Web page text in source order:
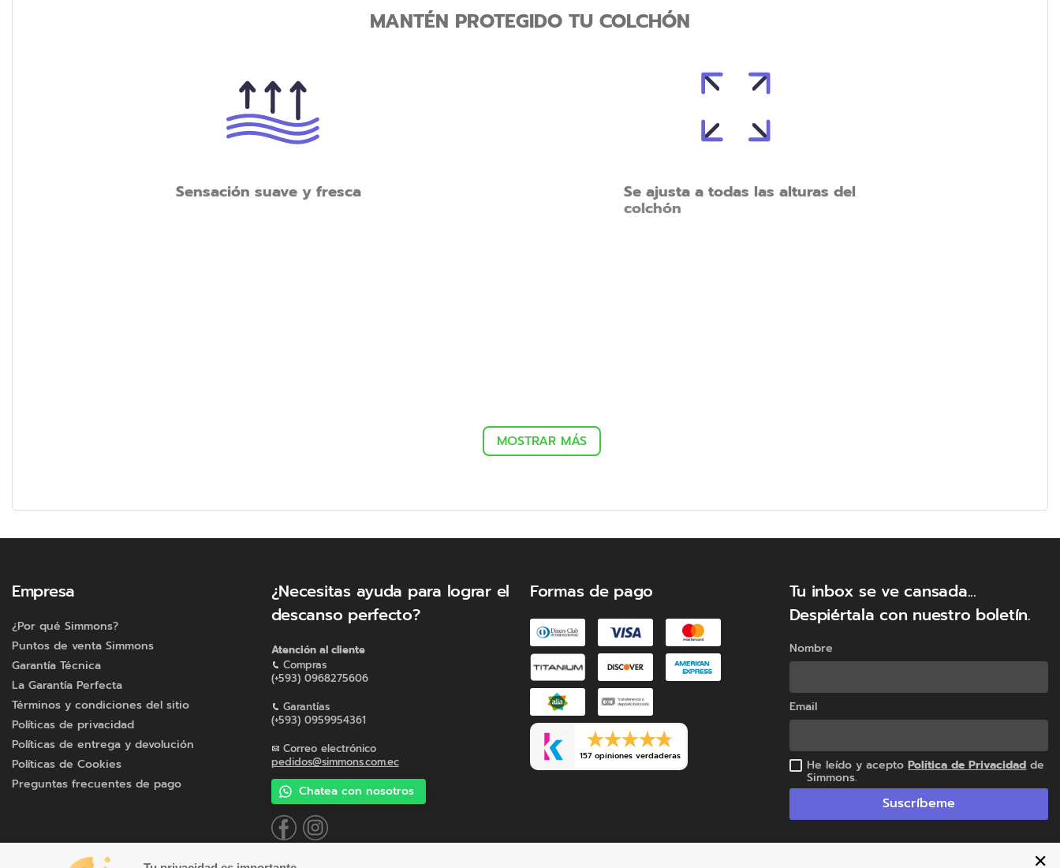
✕
MANTÉN PROTEGIDO TU COLCHÓN
Sensación suave y fresca Se ajusta a todas las alturas del
colchón
MOSTRAR MÁS
Empresa
¿Por qué Simmons?
Puntos de venta Simmons
Garantía Técnica
La Garantía Perfecta
Términos y condiciones del sitio
Políticas de privacidad
Políticas de entrega y devolución
Políticas de Cookies
Preguntas frecuentes de pago
¿Necesitas ayuda para lograr el
descanso perfecto?
Atención al cliente
Compras
(+593) 0968275606
Garantías
(+593) 0959954361
Correo electrónico
pedidos@simmons.com.ec
Chatea con nosotros
Formas de pago
157 opiniones verdaderas
Tu inbox se ve cansada...
Despiértala con nuestro boletín.
Nombre
Email
He leído y aceptoPolítica de Privacidad de
Simmons.
Suscríbeme